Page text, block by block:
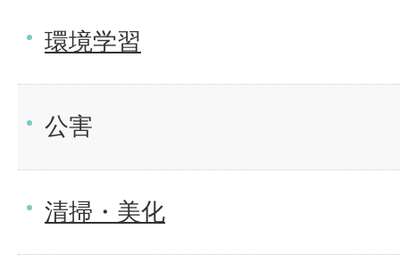
環境学習
公害
清掃・美化